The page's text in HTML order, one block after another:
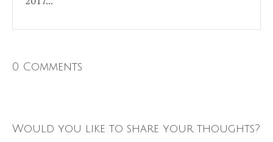
0 Comments
Would you like to share your thoughts?